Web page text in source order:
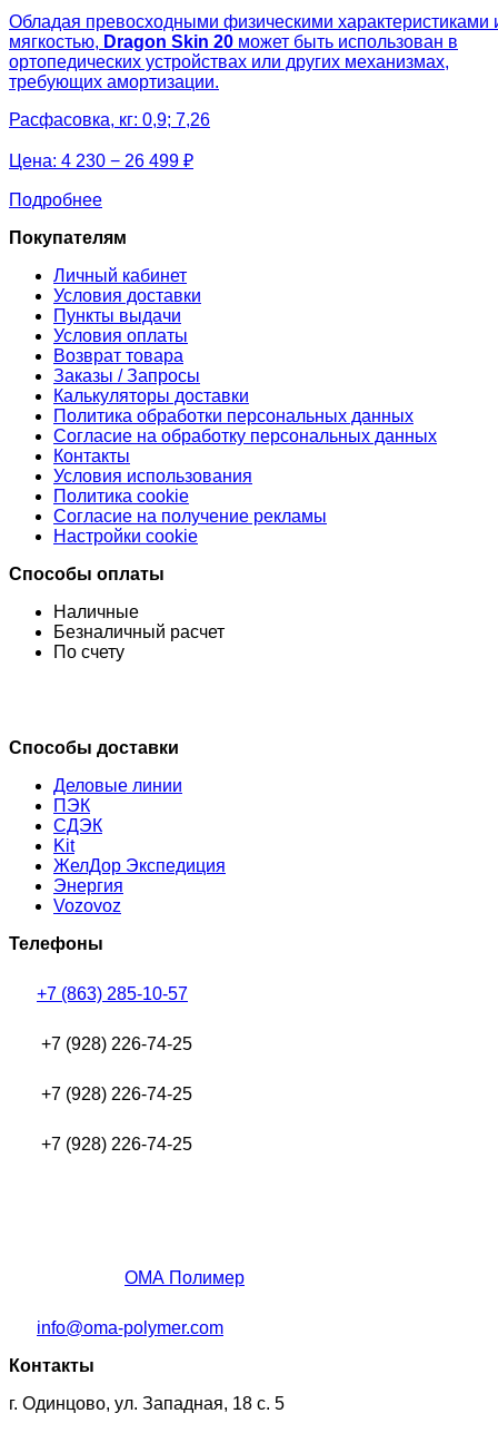
Обладая превосходными физическими характеристиками
мягкостью, Dragon Skin 20 может быть использован в
ортопедических устройствах или других механизмах,
требующих амортизации.
Расфасовка, кг: 0,9; 7,26
Цена: 4 230 − 26 499 ₽
Подробнее
Покупателям
Личный кабинет
Условия доставки
Пункты выдачи
Условия оплаты
Возврат товара
Заказы / Запросы
Калькуляторы доставки
Политика обработки персональных данных
Согласие на обработку персональных данных
Контакты
Условия использования
Политика cookie
Согласие на получение рекламы
Настройки cookie
Способы оплаты
Наличные
Безналичный расчет
По счету
Способы доставки
Деловые линии
ПЭК
СДЭК
Kit
ЖелДор Экспедиция
Энергия
Vozovoz
Телефоны
+7 (863) 285-10-57
+7 (928) 226-74-25
+7 (928) 226-74-25
+7 (928) 226-74-25
ОМА Полимер
info@oma-polymer.com
Контакты
г. Одинцово, ул. Западная, 18 с. 5